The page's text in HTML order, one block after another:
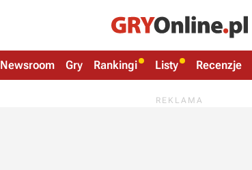
Newsroom Gry Rankingi Listy Recenzje